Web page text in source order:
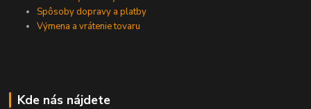
Spôsoby dopravy a platby
Výmena a vrátenie tovaru
Kde nás nájdete